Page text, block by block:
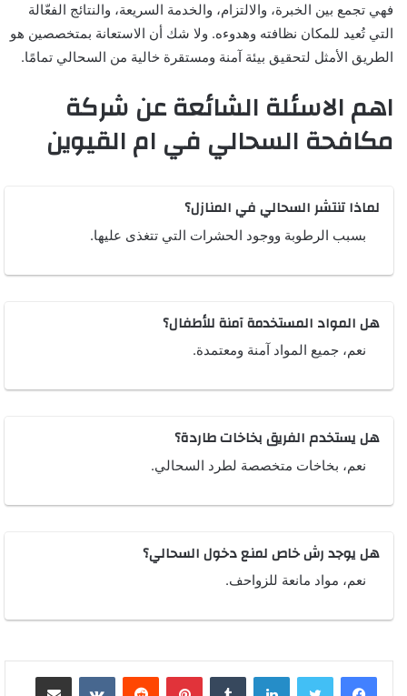
فهي تجمع بين الخبرة، والالتزام، والخدمة السريعة، والنتائج الفعّالة
التي تُعيد للمكان نظافته وهدوءه. ولا شك أن الاستعانة بمتخصصين هو
الطريق الأمثل لتحقيق بيئة آمنة ومستقرة خالية من السحالي تمامًا.
اهم الاسئلة الشائعة عن شركة
مكافحة السحالي في ام القيوين
لماذا تنتشر السحالي في المنازل؟
بسبب الرطوبة ووجود الحشرات التي تتغذى عليها.
هل المواد المستخدمة آمنة للأطفال؟
نعم، جميع المواد آمنة ومعتمدة.
هل يستخدم الفريق بخاخات طاردة؟
نعم، بخاخات متخصصة لطرد السحالي.
هل يوجد رش خاص لمنع دخول السحالي؟
نعم، مواد مانعة للزواحف.
لينكدإن بينتيريست مشاركة عبر البريد